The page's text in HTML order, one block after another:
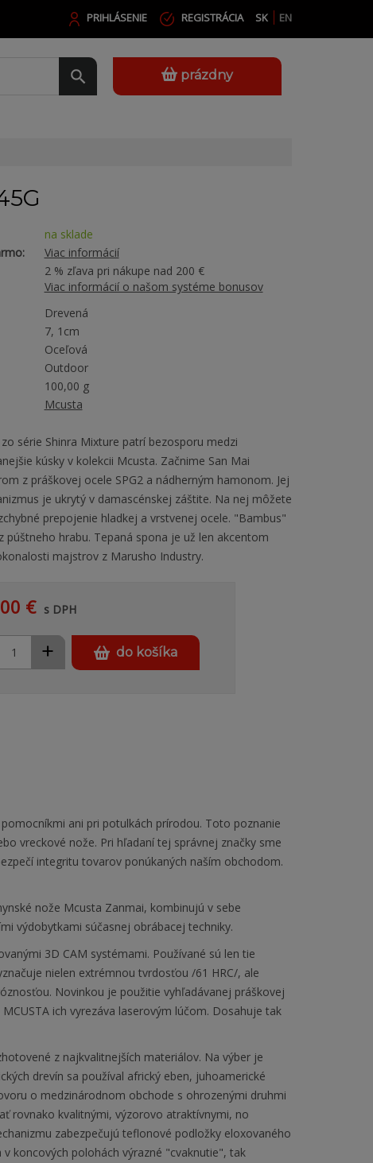
SK EN
PRIHLÁSENIE REGISTRÁCIA
prázdny
na sklade
Viac informácií
2 % zľava pri nákupe nad 200 €
Viac informácií o našom systéme bonusov
Drevená
7, 1cm
Oceľová
Outdoor
100,00 g
Mcusta
série Shinra Mixture patrí bezosporu medzi
kúsky v kolekcii Mcusta. Začnime San Mai
z práškovej ocele SPG2 a nádherným hamonom. Jej
je ukrytý v damascénskej záštite. Na nej môžete
prepojenie hladkej a vrstvenej ocele. "Bambus"
púštneho hrabu. Tepaná spona je už len akcentom
majstrov z Marusho Industry.
€ s DPH
+ do košíka
ani pri potulkách prírodou. Toto poznanie
vreckové nože. Pri hľadaní tej správnej značky sme
integritu tovarov ponúkaných naším obchodom.
nože Mcusta Zanmai, kombinujú v sebe
výdobytkami súčasnej obrábacej techniky.
3D CAM systémami. Používané sú len tie
nielen extrémnou tvrdosťou /61 HRC/, ale
Novinkou je použitie vyhľadávanej práškovej
ich vyrezáva laserovým lúčom. Dosahuje tak
z najkvalitnejších materiálov. Na výber je
drevín sa používal africký eben, juhoamerické
o medzinárodnom obchode s ohrozenými druhmi
rovnako kvalitnými, výzorovo atraktívnymi, no
zabezpečujú teflonové podložky eloxovaného
koncových polohách výrazné "cvaknutie", tak